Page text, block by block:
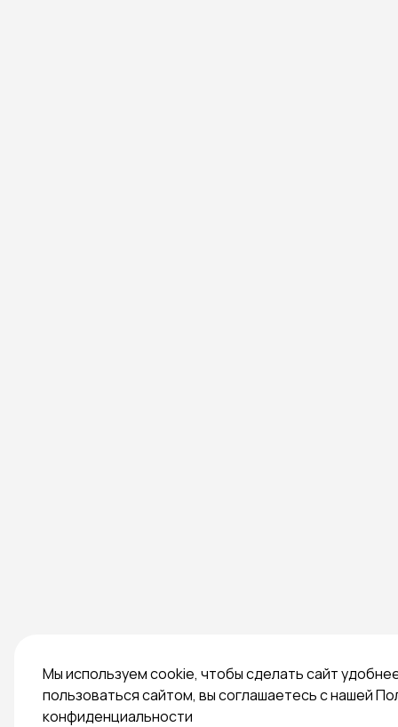
Мы используем cookie, чтобы сделать сайт
пользоваться сайтом, вы соглашаетесь с нашей
конфиденциальности